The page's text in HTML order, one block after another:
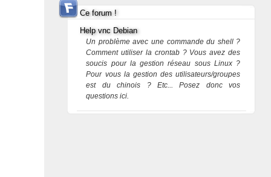
Ce forum !
Help vnc Debian
Un problème avec une commande du shell ?
Comment utiliser la crontab ? Vous avez des
soucis pour la gestion réseau sous Linux ?
Pour vous la gestion des utilisateurs/groupes
est du chinois ? Etc... Posez donc vos
questions ici.